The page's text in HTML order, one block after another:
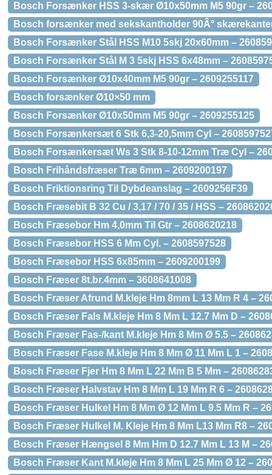
Bosch Forsænker HSS 3-skær Ø10x50mm M5 90gr –
Bosch forsænker med sekskantholder 90Â°
Bosch Forsænker Stål HSS M10 5skj 20x60mm –
Bosch Forsænker Stål M 3 5skj HSS 6x48mm –
Bosch Forsænker Ø10x40mm M5 90gr – 2609255117
Bosch forsænker Ø10×50 mm
Bosch Forsænker Ø10x50mm M5 90gr – 2609255125
Bosch Forsænkersæt 6 Stk 6,3-20,5mm Cyl –
Bosch Forsænkersæt Ws 3 Stk 8-10-12mm Træ Cyl –
Bosch Frihåndsfræser Træ 6mm – 2609200197
Bosch Friktionsring Til Dybdeanslag – 2609256F39
Bosch Fræsebit B 32 Cu / 3,17 / 70 / 35 / HSS –
Bosch Fræsebor Hm 4,0mm Til Gtr – 2608620218
Bosch Fræsebor HSS 6 Mm Cyl. – 2608597528
Bosch Fræsebor HSS 6x85mm – 2609200199
Bosch Fræser 8t.br.4mm – 3608641008
Bosch Fræser Afrund M.kleje Hm 8mm L 13 Mm R 4 –
Bosch Fræser Fals M.kleje Hm 8 Mm L 12.7 Mm D –
Bosch Fræser Fas-/kant M.kleje Hm 8 Mm Ø 5.5 –
Bosch Fræser Fase M.kleje Hm 8 Mm Ø 11 Mm L 1 –
Bosch Fræser Fjer Hm 8 Mm L 22 Mm B 5 Mm –
Bosch Fræser Halvstav Hm 8 Mm L 19 Mm R 6 –
Bosch Fræser Hulkel Hm 8 Mm Ø 12 Mm L 9.5 Mm R –
Bosch Fræser Hulkel M. Kleje Hm 8 Mm L13 Mm R8 –
Bosch Fræser Hængsel 8 Mm Hm D 12.7 Mm L 13 M –
Bosch Fræser Kant M.kleje Hm 8 Mm L 25 Mm Ø 12 –